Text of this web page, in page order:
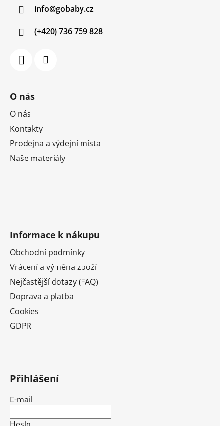
info@gobaby.cz
(+420) 736 759 828
O nás
O nás
Kontakty
Prodejna a výdejní místa
Naše materiály
Informace k nákupu
Obchodní podmínky
Vrácení a výměna zboží
Nejčastější dotazy (FAQ)
Doprava a platba
Cookies
GDPR
Přihlášení
E-mail
Heslo